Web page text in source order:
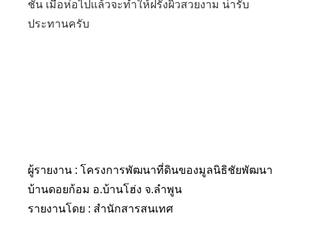
ชั้น เมื่อห่อไปแล้วจะทำให้ฝรั่งผิวสวยงาม น่ารับ
ประทานครับ
ผู้รายงาน : โครงการพัฒนาที่ดินของมูลนิธิชัยพัฒนา
บ้านดอยก้อม อ.บ้านโฮ่ง จ.ลำพูน
รายงานโดย : สำนักสารสนเทศ